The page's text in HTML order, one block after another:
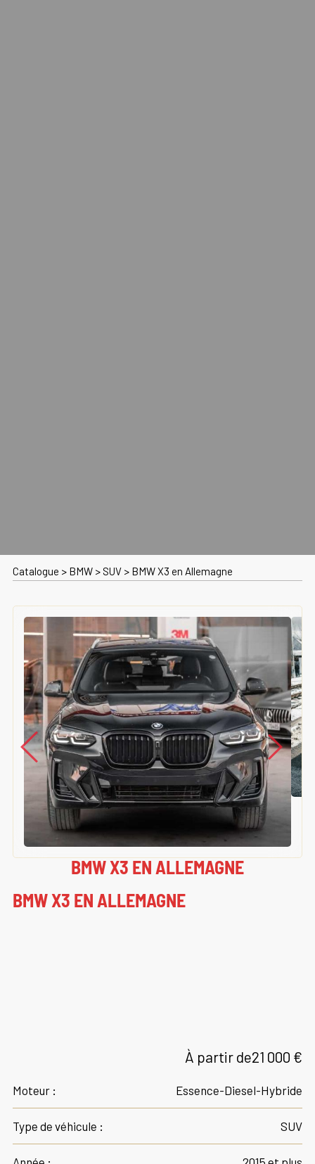
Catalogue > BMW> SUV> BMW X3 en Allemagne
BMW X3 EN ALLEMAGNE
BMW X3 EN ALLEMAGNE
À partir de21 000 €
Moteur : Essence-Diesel-Hybride
Type de véhicule : SUV